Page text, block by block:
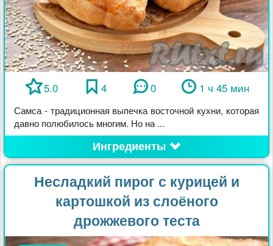
5.0 4 0 1 ч 45 мин
Самса - традиционная выпечка восточной кухни, которая
давно полюбилось многим. Но на ...
Ингредиенты
Несладкий пирог с курицей и
картошкой из слоёного
дрожжевого теста